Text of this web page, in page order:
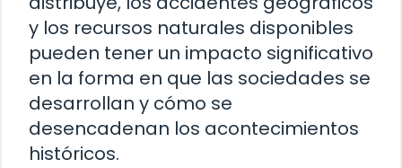
y los recursos naturales disponibles
pueden tener un impacto significativo
en la forma en que las sociedades se
desarrollan y cómo se
desencadenan los acontecimientos
históricos.